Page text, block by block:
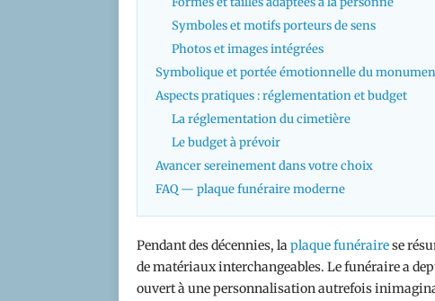
Symboles et motifs porteurs de sens
Photos et images intégrées
Symbolique et portée émotionnelle du
Aspects pratiques : réglementation et budget
La réglementation du cimetière
Le budget à prévoir
Avancer sereinement dans votre choix
FAQ — plaque funéraire moderne
Pendant des décennies, laplaque funérairese
de matériaux interchangeables. Le funéraire a
ouvert à une personnalisation autrefois